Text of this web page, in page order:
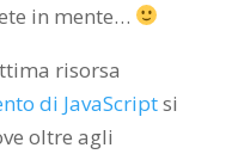
in mente…
risorsa
di JavaScriptsi
oltre agli